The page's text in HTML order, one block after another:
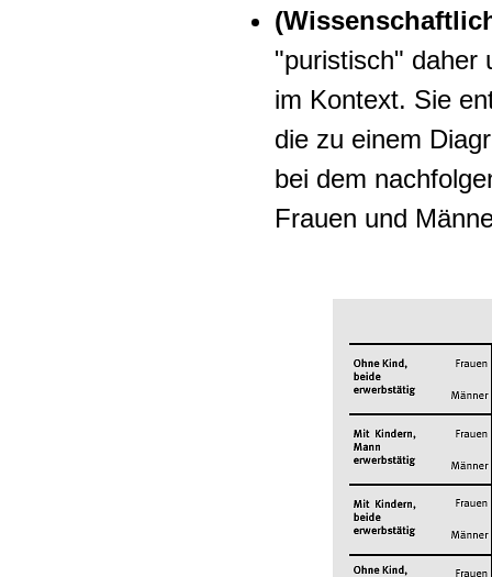
"puristisch" daher
im Kontext. Sie
die zu einem
bei dem
Frauen und